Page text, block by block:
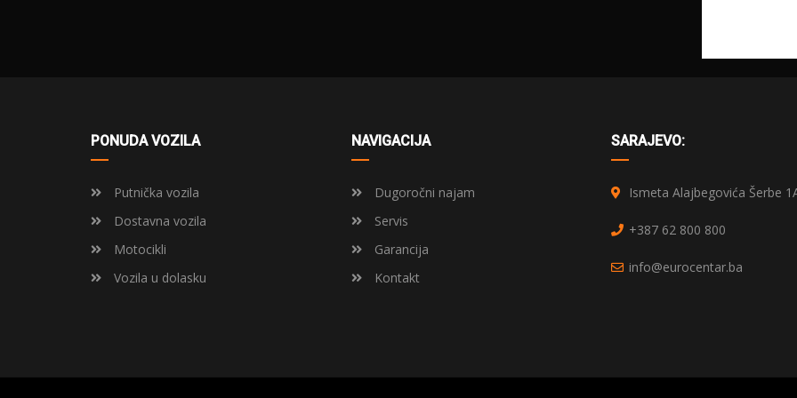
PONUDA VOZILA
Putnička vozila
Dostavna vozila
Motocikli
Vozila u dolasku
NAVIGACIJA
Dugoročni najam
Servis
Garancija
Kontakt
SARAJEVO:
Ismeta Alajbegovića Šerbe
+387 62 800 800
info@eurocentar.ba